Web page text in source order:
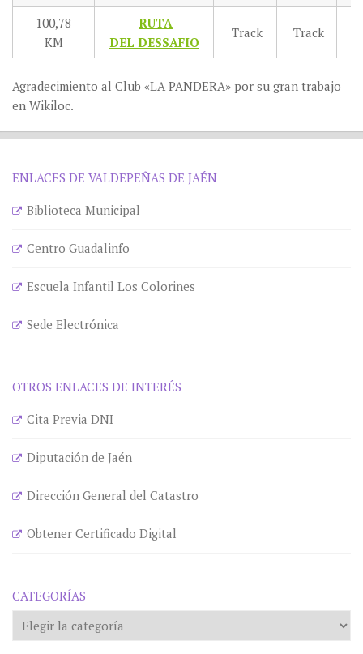
100,78
KM
RUTA
DEL DESSAFIO
Track Track
Agradecimiento al Club «LA PANDERA» por su gran trabajo
en Wikiloc.
ENLACES DE VALDEPEÑAS DE JAÉN
Biblioteca Municipal
Centro Guadalinfo
Escuela Infantil Los Colorines
Sede Electrónica
OTROS ENLACES DE INTERÉS
Cita Previa DNI
Diputación de Jaén
Dirección General del Catastro
Obtener Certificado Digital
CATEGORÍAS
Categorías